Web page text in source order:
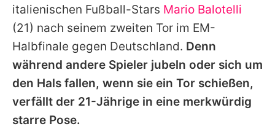
Nutzungsbedingungen
Utiq verwalten
italienischen Fußball-Stars Mario Balotelli
(21) nach seinem zweiten Tor im EM-
Halbfinale gegen Deutschland. Denn
während andere Spieler jubeln oder sich um
den Hals fallen, wenn sie ein Tor schießen,
verfällt der 21-Jährige in eine merkwürdig
starre Pose.